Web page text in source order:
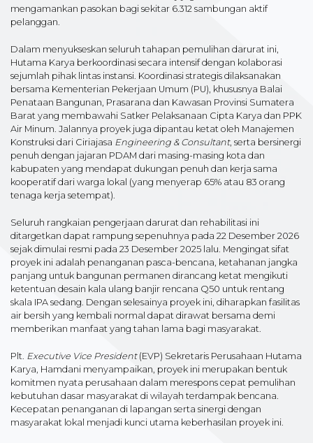
mengamankan pasokan bagi sekitar 6.312 sambungan aktif
pelanggan.
Dalam menyukseskan seluruh tahapan pemulihan darurat ini,
Hutama Karya berkoordinasi secara intensif dengan kolaborasi
sejumlah pihak lintas instansi. Koordinasi strategis dilaksanakan
bersama Kementerian Pekerjaan Umum (PU), khususnya Balai
Penataan Bangunan, Prasarana dan Kawasan Provinsi Sumatera
Barat yang membawahi Satker Pelaksanaan Cipta Karya dan PPK
Air Minum. Jalannya proyek juga dipantau ketat oleh Manajemen
Konstruksi dari Ciriajasa Engineering & Consultant, serta bersinergi
penuh dengan jajaran PDAM dari masing-masing kota dan
kabupaten yang mendapat dukungan penuh dan kerja sama
kooperatif dari warga lokal (yang menyerap 65% atau 83 orang
tenaga kerja setempat).
Seluruh rangkaian pengerjaan darurat dan rehabilitasi ini
ditargetkan dapat rampung sepenuhnya pada 22 Desember 2026
sejak dimulai resmi pada 23 Desember 2025 lalu. Mengingat sifat
proyek ini adalah penanganan pasca-bencana, ketahanan jangka
panjang untuk bangunan permanen dirancang ketat mengikuti
ketentuan desain kala ulang banjir rencana Q50 untuk rentang
skala IPA sedang. Dengan selesainya proyek ini, diharapkan fasilitas
air bersih yang kembali normal dapat dirawat bersama demi
memberikan manfaat yang tahan lama bagi masyarakat.
Plt. Executive Vice President (EVP) Sekretaris Perusahaan Hutama
Karya, Hamdani menyampaikan, proyek ini merupakan bentuk
komitmen nyata perusahaan dalam merespons cepat pemulihan
kebutuhan dasar masyarakat di wilayah terdampak bencana.
Kecepatan penanganan di lapangan serta sinergi dengan
masyarakat lokal menjadi kunci utama keberhasilan proyek ini.